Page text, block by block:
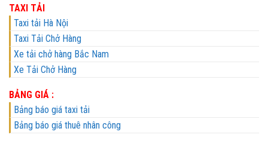
TAXI TẢI
Taxi tải Hà Nội
Taxi Tải Chở Hàng
Xe tải chở hàng Bắc Nam
Xe Tải Chở Hàng
BẢNG GIÁ :
Bảng báo giá taxi tải
Bảng báo giá thuê nhân công